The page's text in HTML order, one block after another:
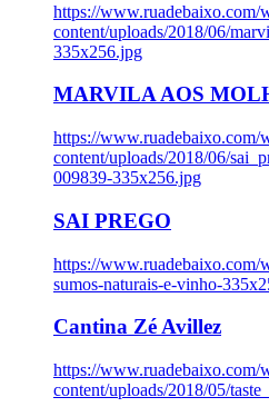
https://www.ruadebaixo.com/
content/uploads/2018/06/
335x256.jpg
MARVILA AOS
https://www.ruadebaixo.com/
content/uploads/2018/06/
009839-335x256.jpg
SAI PREGO
https://www.ruadebaixo.com/
sumos-naturais-e-vinho-
Cantina Zé Avillez
https://www.ruadebaixo.com/
content/uploads/2018/05/